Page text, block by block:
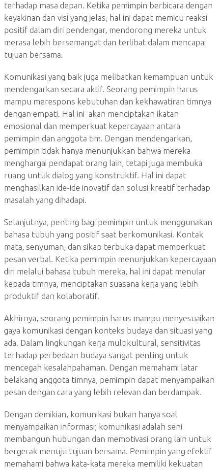
terhadap masa depan. Ketika pemimpin berbicara dengan
keyakinan dan visi yang jelas, hal ini dapat memicu reaksi
positif dalam diri pendengar, mendorong mereka untuk
merasa lebih bersemangat dan terlibat dalam mencapai
tujuan bersama.
Komunikasi yang baik juga melibatkan kemampuan untuk
mendengarkan secara aktif. Seorang pemimpin harus
mampu merespons kebutuhan dan kekhawatiran timnya
dengan empati. Hal ini akan menciptakan ikatan
emosional dan memperkuat kepercayaan antara
pemimpin dan anggota tim. Dengan mendengarkan,
pemimpin tidak hanya menunjukkan bahwa mereka
menghargai pendapat orang lain, tetapi juga membuka
ruang untuk dialog yang konstruktif. Hal ini dapat
menghasilkan ide-ide inovatif dan solusi kreatif terhadap
masalah yang dihadapi.
Selanjutnya, penting bagi pemimpin untuk menggunakan
bahasa tubuh yang positif saat berkomunikasi. Kontak
mata, senyuman, dan sikap terbuka dapat memperkuat
pesan verbal. Ketika pemimpin menunjukkan kepercayaan
diri melalui bahasa tubuh mereka, hal ini dapat menular
kepada timnya, menciptakan suasana kerja yang lebih
produktif dan kolaboratif.
Akhirnya, seorang pemimpin harus mampu menyesuaikan
gaya komunikasi dengan konteks budaya dan situasi yang
ada. Dalam lingkungan kerja multikultural, sensitivitas
terhadap perbedaan budaya sangat penting untuk
mencegah kesalahpahaman. Dengan memahami latar
belakang anggota timnya, pemimpin dapat menyampaikan
pesan dengan cara yang lebih relevan dan berdampak.
Dengan demikian, komunikasi bukan hanya soal
menyampaikan informasi; komunikasi adalah seni
membangun hubungan dan memotivasi orang lain untuk
bergerak menuju tujuan bersama. Pemimpin yang efektif
memahami bahwa kata-kata mereka memiliki kekuatan